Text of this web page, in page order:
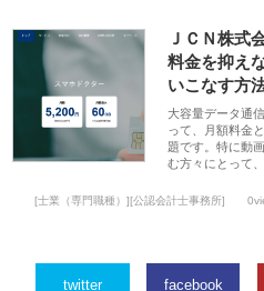
ＪＣＮ株式
料金を抑え
いこなす方
大容量データ通
って、月額料金
題です。特に動
む方々にとって
[士業（専門職種）][公認会計士事務所]
twitter facebook